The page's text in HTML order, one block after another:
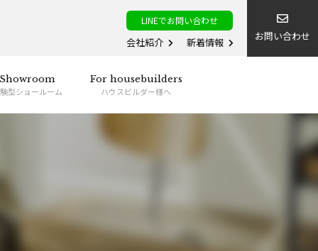
LINEでお問い合わせ
会社紹介 新着情報 お問い合わせ
Showroom
型ショールーム
For housebuilders
ハウスビルダー様へ